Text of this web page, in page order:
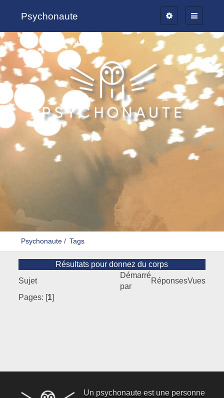
Psychonaute
Psychonaute/ Tags
Résultats pour donnez du corps
Sujet
Démarré
par
RéponsesVues
Pages: [1]
Un psychonaute est une personne